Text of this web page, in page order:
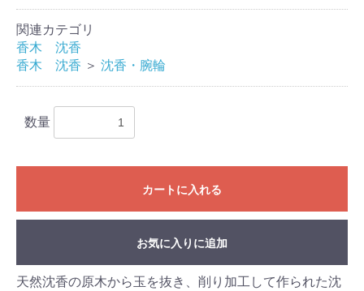
関連カテゴリ
香木 沈香
香木 沈香 ＞ 沈香・腕輪
数量
カートに入れる
お気に入りに追加
天然沈香の原木から玉を抜き、削り加工して作られた沈